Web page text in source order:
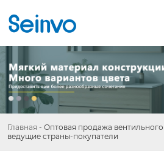
Главная - Оптовая продажа
ведущие страны-покупатели